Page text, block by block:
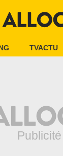
TVACTU